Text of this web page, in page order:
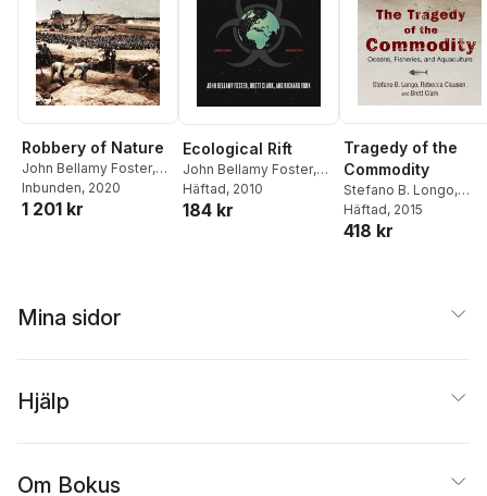
Robbery of Nature
John Bellamy Foster,
Brett Clark
Inbunden, 2020
1 201 kr
Ecological Rift
John Bellamy Foster,
Brett Clark,Richard York
Häftad, 2010
184 kr
Tragedy of the
Commodity
Stefano B. Longo,
Rebecca Clausen
Clark
Häftad, 2015
418 kr
Mina sidor
Hjälp
Om Bokus